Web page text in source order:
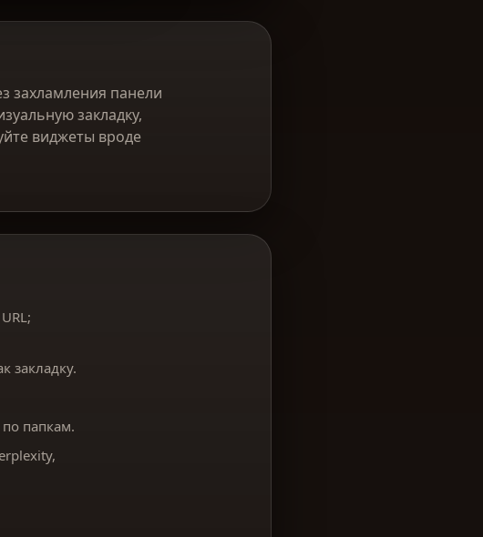
захламления панели
закладку,
виджеты вроде
закладку.
папкам.